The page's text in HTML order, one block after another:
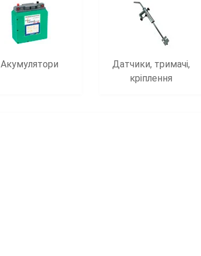
Акумулятори
Датчики, тримачі,
кріплення